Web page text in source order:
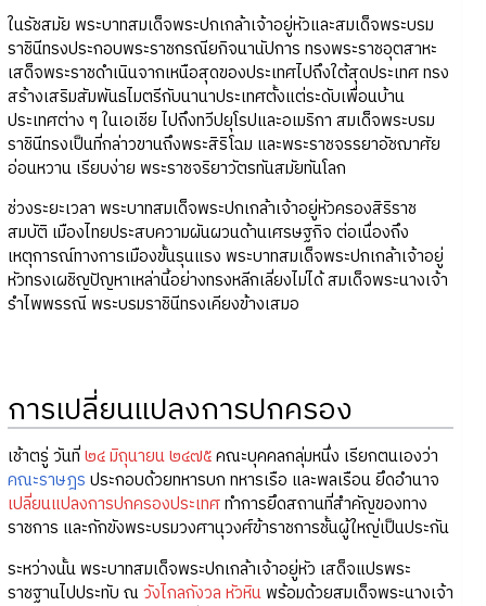
ในรัชสมัย พระบาทสมเด็จพระปกเกล้าเจ้าอยู่หัวและสมเด็จพระบรม
ราชินีทรงประกอบพระราชกรณียกิจนานัปการ ทรงพระราชอุตสาหะ
เสด็จพระราชดำเนินจากเหนือสุดของประเทศไปถึงใต้สุดประเทศ ทรง
สร้างเสริมสัมพันธไมตรีกับนานาประเทศตั้งแต่ระดับเพื่อนบ้าน
ประเทศต่าง ๆ ในเอเชีย ไปถึงทวีปยุโรปและอเมริกา สมเด็จพระบรม
ราชินีทรงเป็นที่กล่าวขานถึงพระสิริโฉม และพระราชจรรยาอัชฌาศัย
อ่อนหวาน เรียบง่าย พระราชจริยาวัตรทันสมัยทันโลก
ช่วงระยะเวลา พระบาทสมเด็จพระปกเกล้าเจ้าอยู่หัวครองสิริราช
สมบัติ เมืองไทยประสบความผันผวนด้านเศรษฐกิจ ต่อเนื่องถึง
เหตุการณ์ทางการเมืองขั้นรุนแรง พระบาทสมเด็จพระปกเกล้าเจ้าอยู่
หัวทรงเผชิญปัญหาเหล่านี้อย่างทรงหลีกเลี่ยงไม่ได้ สมเด็จพระนางเจ้า
รำไพพรรณี พระบรมราชินีทรงเคียงข้างเสมอ
การเปลี่ยนแปลงการปกครอง
เช้าตรู่ วันที่๒๔ มิถุนายน ๒๔๗๕คณะบุคคลกลุ่มหนึ่ง เรียกตนเองว่า
คณะราษฎร ประกอบด้วยทหารบก ทหารเรือ และพลเรือน ยึดอำนาจ
เปลี่ยนแปลงการปกครองประเทศทำการยึดสถานที่สำคัญของทาง
ราชการ และกักขังพระบรมวงศานุวงศ์ข้าราชการชั้นผู้ใหญ่เป็นประกัน
ระหว่างนั้น พระบาทสมเด็จพระปกเกล้าเจ้าอยู่หัว เสด็จแปรพระ
ราชฐานไปประทับ ณ วังไกลกังวล หัวหินพร้อมด้วยสมเด็จพระนางเจ้า